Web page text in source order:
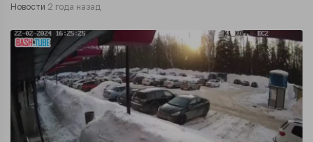
Новости 2 года назад